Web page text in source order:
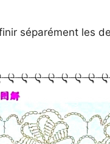
séparément les